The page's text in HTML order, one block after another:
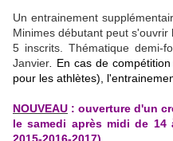
Un entrainement
Minimes débutant peut
5 inscrits. Thématique demi-
Janvier
En cas de
pour les athlètes),
NOUVEAU : ouverture d'un
le samedi après midi de